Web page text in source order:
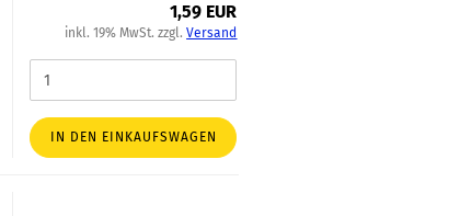
1,59 EUR
inkl. 19% MwSt. zzgl.Versand
IN DEN EINKAUFSWAGEN